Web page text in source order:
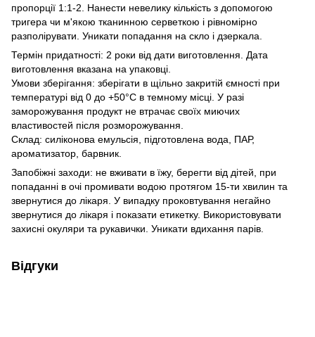
пропорції 1:1-2. Нанести невелику кількість з допомогою
тригера чи м'якою тканинною серветкою і рівномірно
разполірувати. Уникати попадання на скло і дзеркала.
Термін придатності: 2 роки від дати виготовлення. Дата
виготовлення вказана на упаковці.
Умови зберігання: зберігати в щільно закритій ємності при
температурі від 0 до +50°С в темному місці. У разі
заморожування продукт не втрачає своїх миючих
властивостей після розморожування.
Склад: силіконова емульсія, підготовлена вода, ПАР,
ароматизатор, барвник.
Запобіжні заходи: не вживати в їжу, берегти від дітей, при
попаданні в очі промивати водою протягом 15-ти хвилин та
звернутися до лікаря. У випадку проковтування негайно
звернутися до лікаря і показати етикетку. Використовувати
захисні окуляри та рукавички. Уникати вдихання парів.
Відгуки